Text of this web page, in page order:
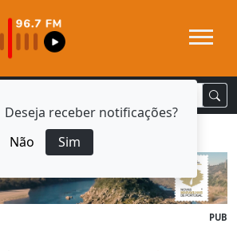
Deseja receber notificações?
Não
Sim
PUB